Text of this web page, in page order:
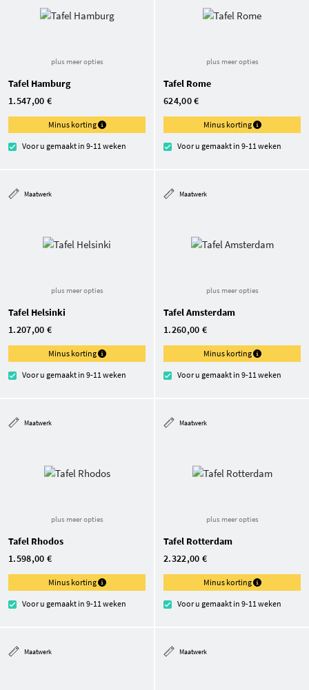
plus meer opties
Tafel Hamburg
1.547,00 €
Minus korting
Voor u gemaakt in 9-11 weken
plus meer opties
Tafel Rome
624,00 €
Minus korting
Voor u gemaakt in 9-11 weken
Maatwerk
plus meer opties
Tafel Helsinki
1.207,00 €
Minus korting
Voor u gemaakt in 9-11 weken
Maatwerk
plus meer opties
Tafel Amsterdam
1.260,00 €
Minus korting
Voor u gemaakt in 9-11 weken
Maatwerk
plus meer opties
Tafel Rhodos
1.598,00 €
Minus korting
Voor u gemaakt in 9-11 weken
Maatwerk
plus meer opties
Tafel Rotterdam
2.322,00 €
Minus korting
Voor u gemaakt in 9-11 weken
Maatwerk Maatwerk